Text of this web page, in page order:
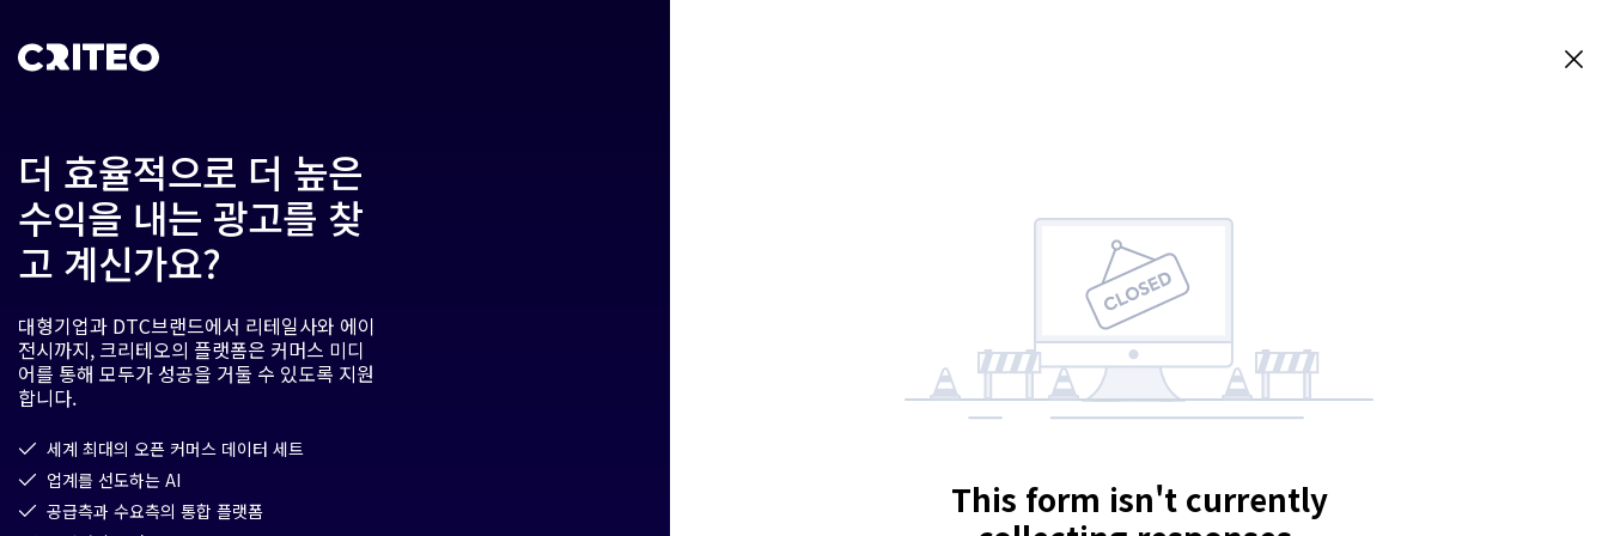
더 효율적으로 더 높은
수익을 내는 광고를 찾
고 계신가요?
대형기업과 DTC브랜드에서 리테일사와 에이
전시까지, 크리테오의 플랫폼은 커머스 미디
어를 통해 모두가 성공을 거둘 수 있도록 지원
합니다.
세계 최대의 오픈 커머스 데이터 세트
업계를 선도하는 AI
공급측과 수요측의 통합 플랫폼
This form isn't currently